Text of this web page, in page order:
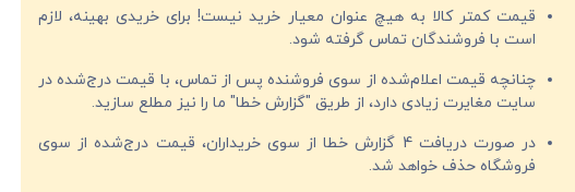
قیمت کمتر کالا به هیچ عنوان معیار خرید نیست! برای خریدی بهینه، لازم
است با فروشندگان تماس گرفته شود.
چنانچه قیمت اعلام‌شده از سوی فروشنده پس از تماس، با قیمت درج‌شده در
سایت مغایرت زیادی دارد، از طریق "گزارش خطا" ما را نیز مطلع سازید.
در صورت دریافت 4 گزارش خطا از سوی خریداران، قیمت درج‌شده از سوی
فروشگاه حذف خواهد شد.